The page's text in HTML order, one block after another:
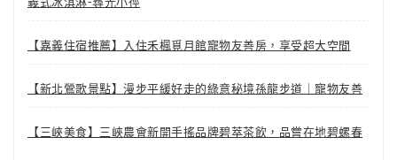
【嘉義住宿推薦】入住禾楓覓月館寵物友善房，享受超大空間
【新北鶯歌景點】漫步平緩好走的綠意秘境孫龍步道｜寵物友善
【三峽美食】三峽農會新開手搖品牌碧萃茶飲，品嘗在地碧螺春